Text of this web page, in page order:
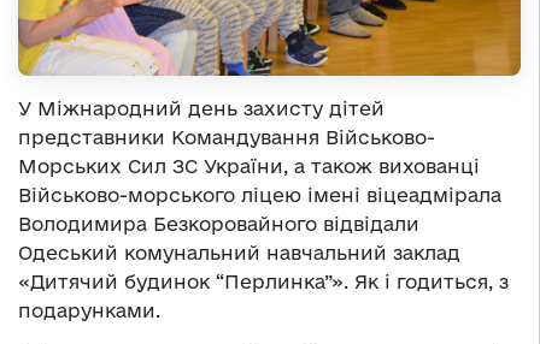
У Міжнародний день захисту дітей
представники Командування Військово-
Морських Сил ЗС України, а також вихованці
Військово-морського ліцею імені віцеадмірала
Володимира Безкоровайного відвідали
Одеський комунальний навчальний заклад
«Дитячий будинок “Перлинка”». Як і годиться, з
подарунками.